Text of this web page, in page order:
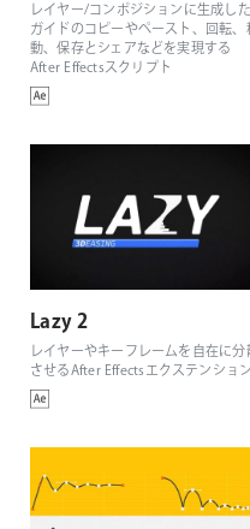
レイヤー/コンポジションに生成した
ガイドのコピーやペースト、回転、
動、保存とシェアなどを実現する
After Effectsスクリプト
Lazy 2
レイヤーやキーフレームを自在に分
させるAfter Effectsエクステンション